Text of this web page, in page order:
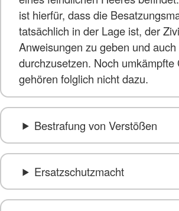
ist hierfür, dass die
tatsächlich in der Lage ist, der
Anweisungen zu geben und auch
durchzusetzen. Noch umkämpfte
gehören folglich nicht dazu.
Bestrafung von Verstößen
Ersatzschutzmacht